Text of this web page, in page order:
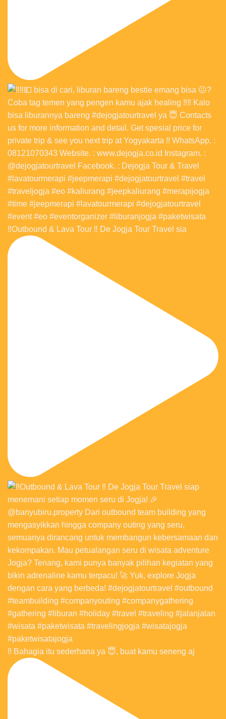
‼️Outbound & Lava Tour ‼️ De Jogja Tour Travel sia
‼️ Bahagia itu sederhana ya 😇, buat kamu seneng aj